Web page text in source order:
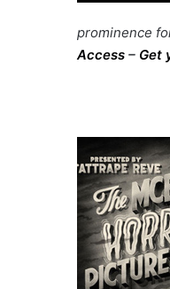
prominence
Access – Get